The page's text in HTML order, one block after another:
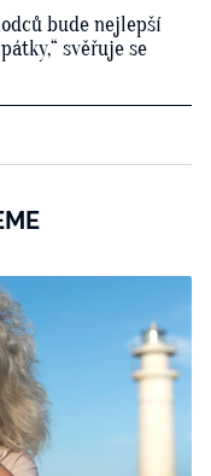
bude nejlepší
svěřuje se